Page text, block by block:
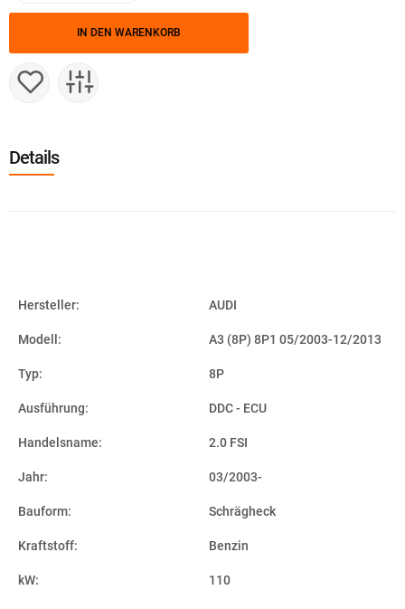
IN DEN WARENKORB
Details
Hersteller: AUDI
Modell: A3 (8P) 8P1 05/2003-12/2013
Typ: 8P
Ausführung: DDC - ECU
Handelsname: 2.0 FSI
Jahr: 03/2003-
Bauform: Schrägheck
Kraftstoff: Benzin
kW: 110